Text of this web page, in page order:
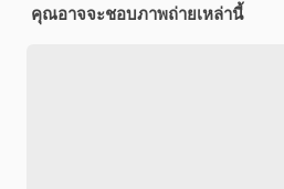
คุณอาจจะชอบภาพถ่ายเหล่านี้